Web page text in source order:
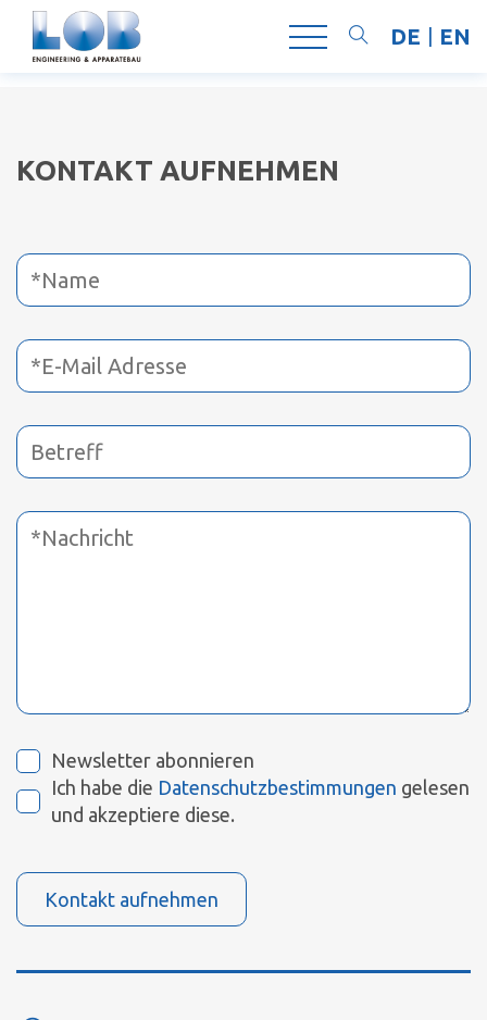
DE EN
Suchen
KONTAKT AUFNEHMEN
Newsletter abonnieren
Ich habe die Datenschutzbestimmungen gelesen
und akzeptiere diese.
Kontakt aufnehmen